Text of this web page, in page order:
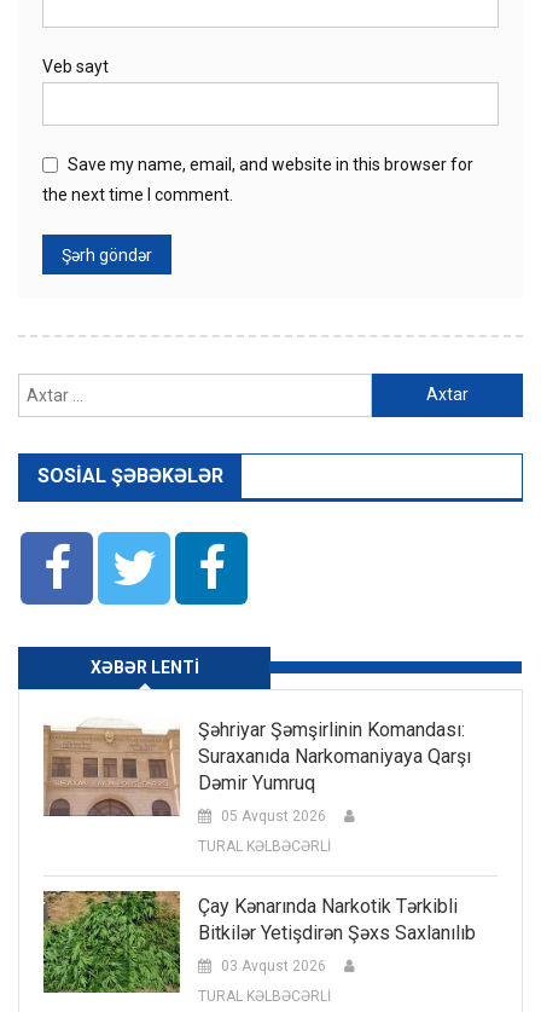
Veb sayt
Save my name, email, and website in this browser for
the next time I comment.
SOSIAL ŞƏBƏKƏLƏR
XƏBƏR LENTI
Şəhriyar Şəmşirlinin Komandası:
Suraxanıda Narkomaniyaya Qarşı
Dəmir Yumruq
05 Avqust 2026
TURAL KƏLBƏCƏRLİ
Çay Kənarında Narkotik Tərkibli
Bitkilər Yetişdirən Şəxs Saxlanılıb
03 Avqust 2026
TURAL KƏLBƏCƏRLİ